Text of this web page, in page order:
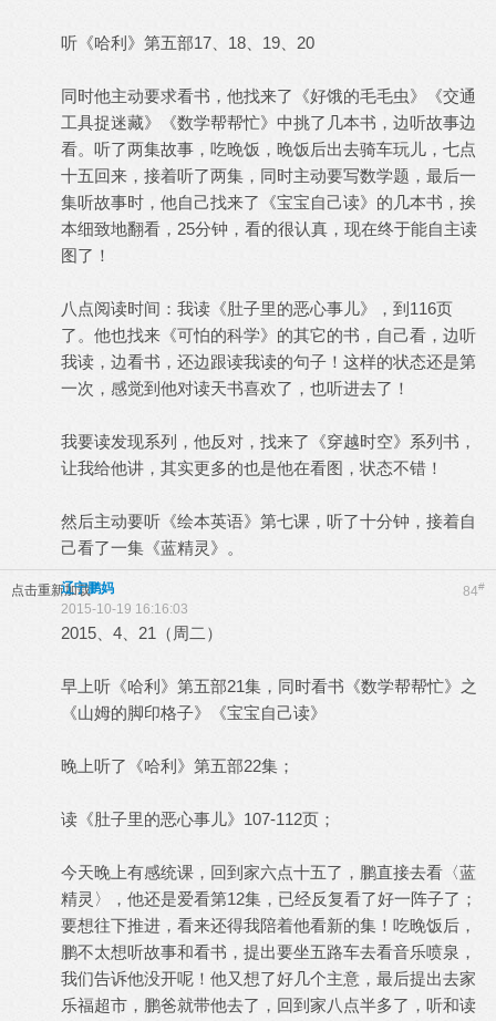
听《哈利》第五部17、18、19、20
同时他主动要求看书，他找来了《好饿的毛毛虫》《交通
工具捉迷藏》《数学帮帮忙》中挑了几本书，边听故事边
看。听了两集故事，吃晚饭，晚饭后出去骑车玩儿，七点
十五回来，接着听了两集，同时主动要写数学题，最后一
集听故事时，他自己找来了《宝宝自己读》的几本书，挨
本细致地翻看，25分钟，看的很认真，现在终于能自主读
图了！
八点阅读时间：我读《肚子里的恶心事儿》，到116页
了。他也找来《可怕的科学》的其它的书，自己看，边听
我读，边看书，还边跟读我读的句子！这样的状态还是第
一次，感觉到他对读天书喜欢了，也听进去了！
我要读发现系列，他反对，找来了《穿越时空》系列书，
让我给他讲，其实更多的也是他在看图，状态不错！
然后主动要听《绘本英语》第七课，听了十分钟，接着自
己看了一集《蓝精灵》。
点击重新加载 84#
辽宁鹏妈
2015-10-19 16:16:03
2015、4、21（周二）
早上听《哈利》第五部21集，同时看书《数学帮帮忙》之
《山姆的脚印格子》《宝宝自己读》
晚上听了《哈利》第五部22集；
读《肚子里的恶心事儿》107-112页；
今天晚上有感统课，回到家六点十五了，鹏直接去看〈蓝
精灵〉，他还是爱看第12集，已经反复看了好一阵子了；
要想往下推进，看来还得我陪着他看新的集！吃晚饭后，
鹏不太想听故事和看书，提出要坐五路车去看音乐喷泉，
我们告诉他没开呢！他又想了好几个主意，最后提出去家
乐福超市，鹏爸就带他去了，回到家八点半多了，听和读